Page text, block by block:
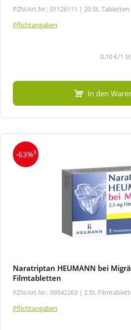
PZN/Art.Nr.: 01126111 | 20 St, Tabletten
Pflichtangaben
0,10 €/1
In den
-63%3
Naratriptan HEUMANN bei
Filmtabletten
PZN/Art.Nr.: 09542263 | 2 St,
Pflichtangaben